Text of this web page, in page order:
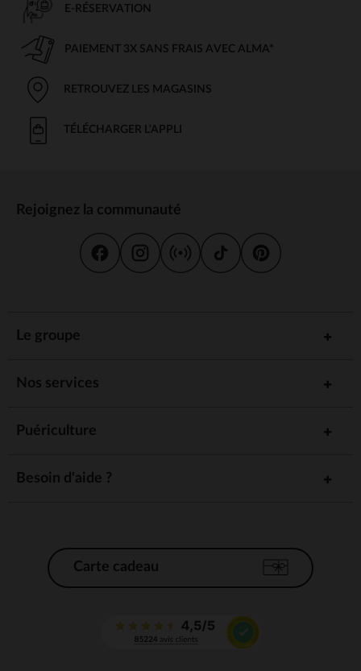
E-RÉSERVATION
PAIEMENT 3X SANS FRAIS AVEC ALMA*
RETROUVEZ LES MAGASINS
TÉLÉCHARGER L'APPLI
Rejoignez la communauté
Le groupe
Nos services
Puériculture
Besoin d'aide ?
Carte cadeau